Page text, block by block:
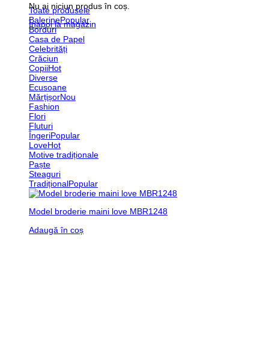
Nu ai niciun produs în coș.
Înapoi la magazin
Toate produsele
Balerine
Borduri
Casa de Papel
Celebrități
Crăciun
Copii
Diverse
Ecusoane
Mărțișor
Fashion
Flori
Fluturi
Îngeri
Love
Motive tradiționale
Paște
Steaguri
Tradițional
Model broderie maini love MBR1248
Adaugă în coș